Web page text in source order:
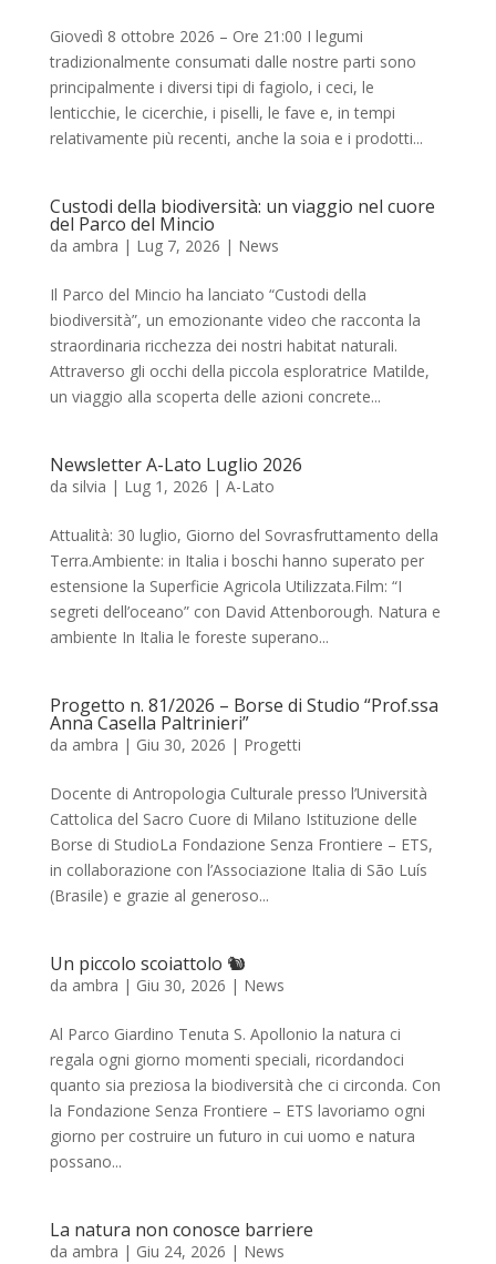
Giovedì 8 ottobre 2026 – Ore 21:00 I legumi
tradizionalmente consumati dalle nostre parti sono
principalmente i diversi tipi di fagiolo, i ceci, le
lenticchie, le cicerchie, i piselli, le fave e, in tempi
relativamente più recenti, anche la soia e i prodotti...
Custodi della biodiversità: un viaggio nel cuore
del Parco del Mincio
da ambra | Lug 7, 2026 | News
Il Parco del Mincio ha lanciato “Custodi della
biodiversità”, un emozionante video che racconta la
straordinaria ricchezza dei nostri habitat naturali.
Attraverso gli occhi della piccola esploratrice Matilde,
un viaggio alla scoperta delle azioni concrete...
Newsletter A-Lato Luglio 2026
da silvia | Lug 1, 2026 | A-Lato
Attualità: 30 luglio, Giorno del Sovrasfruttamento della
Terra.Ambiente: in Italia i boschi hanno superato per
estensione la Superficie Agricola Utilizzata.Film: “I
segreti dell’oceano” con David Attenborough. Natura e
ambiente In Italia le foreste superano...
Progetto n. 81/2026 – Borse di Studio “Prof.ssa
Anna Casella Paltrinieri”
da ambra | Giu 30, 2026 | Progetti
Docente di Antropologia Culturale presso l’Università
Cattolica del Sacro Cuore di Milano Istituzione delle
Borse di StudioLa Fondazione Senza Frontiere – ETS,
in collaborazione con l’Associazione Italia di São Luís
(Brasile) e grazie al generoso...
Un piccolo scoiattolo 🐿️
da ambra | Giu 30, 2026 | News
Al Parco Giardino Tenuta S. Apollonio la natura ci
regala ogni giorno momenti speciali, ricordandoci
quanto sia preziosa la biodiversità che ci circonda. Con
la Fondazione Senza Frontiere – ETS lavoriamo ogni
giorno per costruire un futuro in cui uomo e natura
possano...
La natura non conosce barriere
da ambra | Giu 24, 2026 | News